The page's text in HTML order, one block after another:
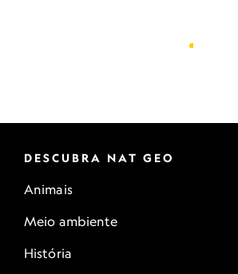
DESCUBRA NAT GEO
Animais
Meio ambiente
História